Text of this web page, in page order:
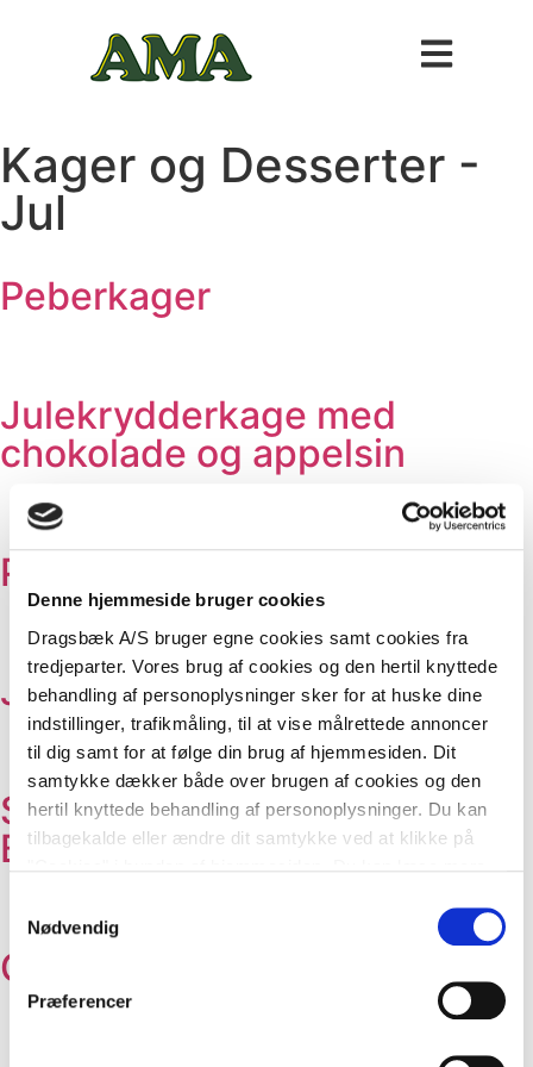
Denne hjemmeside bruger cookies
Dragsbæk A/S bruger egne cookies samt cookies fra
tredjeparter. Vores brug af cookies og den hertil knyttede
behandling af personoplysninger sker for at huske dine
indstillinger, trafikmåling, til at vise målrettede annoncer
til dig samt for at følge din brug af hjemmesiden. Dit
samtykke dækker både over brugen af cookies og den
hertil knyttede behandling af personoplysninger. Du kan
tilbagekalde eller ændre dit samtykke ved at klikke på
vores behandling af personoplysninger
Nødvendig
Præferencer
Kager og Desserter -
Jul
Peberkager
Julekrydderkage med
chokolade og appelsin
Pebernødder
Julekringle
Svenske peberkager –
Børnenes favorit
Gaffelkager